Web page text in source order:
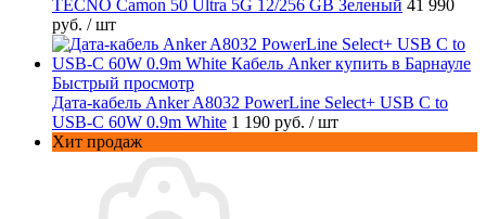
TECNO Camon 50 Ultra 5G 12/256 GB Зеленый 41 990
руб. / шт
Быстрый просмотр
Дата-кабель Anker A8032 PowerLine Select+ USB C to
USB-C 60W 0.9m White 1 190 руб. / шт
Хит продаж